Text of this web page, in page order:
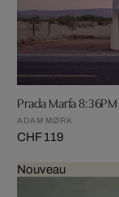
Prada Marfa 8:36PM
ADAM MØRK
CHF 119
Nouveau